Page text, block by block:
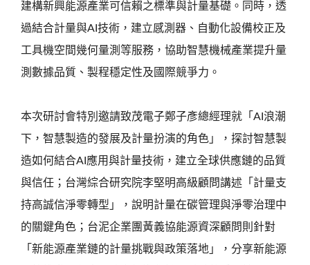
建構新興能源產業可信賴之標準與計量基礎。同時，透
過結合計量與AI技術，建立感測器、自動化設備校正及
工具機空間幾何量測等服務，協助智慧機械產業提升量
測數據品質、製程穩定性及國際競爭力。
本次研討會特別邀請致茂電子鄭子彥總經理就「AI浪潮
下，智慧製造的發展及計量扮演的角色」，探討智慧製
造如何結合AI應用與計量技術，建立全球供應鏈的品質
與信任；台灣綜合研究院李堅明高級顧問講述「計量支
持高誠信淨零轉型」，說明計量在碳管理與淨零治理中
的關鍵角色；台泥企業團黃義協能源資深顧問則針對
「新能源產業鏈的計量挑戰與政策落地」，分享新能源